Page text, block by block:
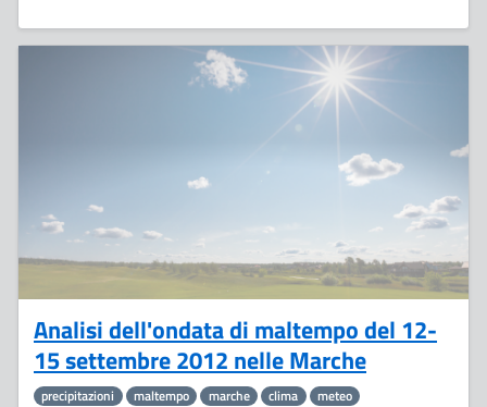
Analisi dell'ondata di maltempo del 12-
15 settembre 2012 nelle Marche
precipitazioni maltempo marche clima meteo